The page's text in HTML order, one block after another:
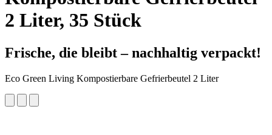
2 Liter, 35 Stück
Frische, die bleibt – nachhaltig verpackt!
Eco Green Living Kompostierbare Gefrierbeutel 2 Liter